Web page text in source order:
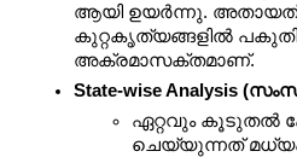
ആയി ഉയർന്നു.
കുറ്റകൃത്യങ്ങളിൽ
അക്രമാസക്തമാണ്.
State-wise Analysis
ഏറ്റവും കൂടുതൽ
ചെയ്യുന്നത്